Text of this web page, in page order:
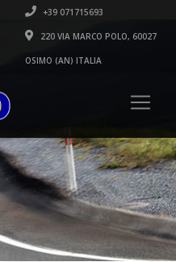
+39 071715693
220 VIA MARCO POLO, 60027
OSIMO (AN) ITALIA